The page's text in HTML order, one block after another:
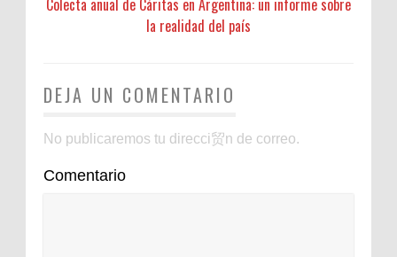
la realidad del país
DEJA UN COMENTARIO
No publicaremos tu direcci贸n de correo.
Comentario